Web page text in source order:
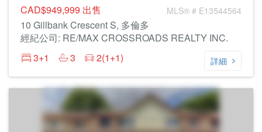
CAD$949,999 出售 MLS® # E13544564
10 Gillbank Crescent S, 多倫多
經紀公司: RE/MAX CROSSROADS REALTY INC.
3+1
3 2(1+1) 詳細